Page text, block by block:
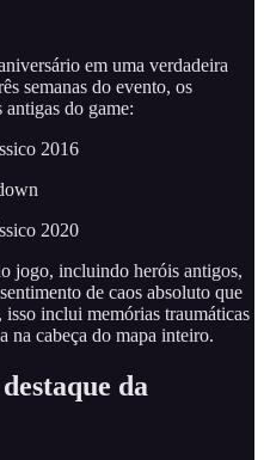
em uma verdadeira
semanas do evento, os
do game:
2016
2020
jogo, incluindo heróis antigos,
de caos absoluto que
inclui memórias traumáticas
na cabeça do mapa inteiro.
da